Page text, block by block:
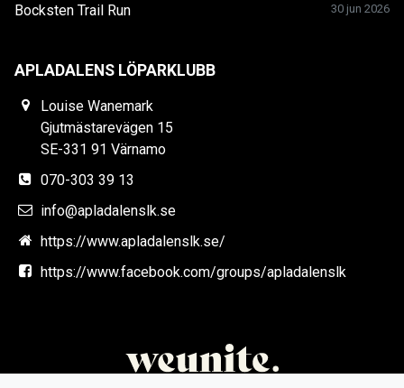
Bocksten Trail Run 30 jun 2026
APLADALENS LÖPARKLUBB
Louise Wanemark
Gjutmästarevägen 15
SE-331 91 Värnamo
070-303 39 13
info@apladalenslk.se
https://www.apladalenslk.se/
https://www.facebook.com/groups/apladalenslk